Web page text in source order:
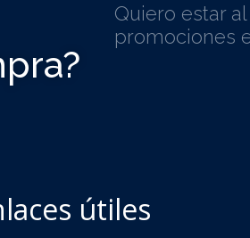
Quiero estar
promociones
útiles